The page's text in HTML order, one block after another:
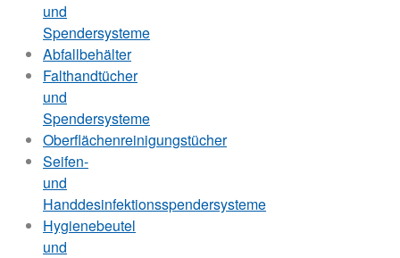
und
Spendersysteme
Abfallbehälter
Falthandtücher
und
Spendersysteme
Oberflächenreinigungstücher
Seifen-
und
Handdesinfektionsspendersysteme
Hygienebeutel
und